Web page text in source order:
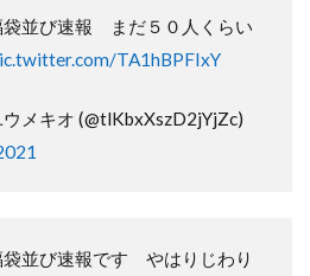
袋並び速報 まだ５０人くらい
TA1hBPFIxY
メキオ (@tlKbxXszD2jYjZc)
袋並び速報です やはりじわり